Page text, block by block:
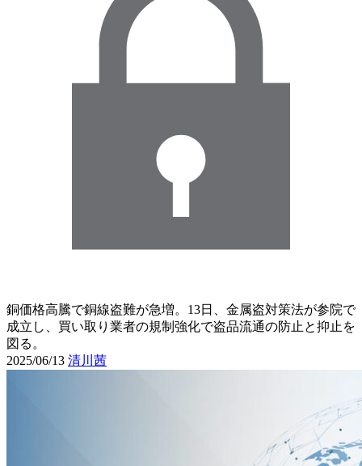
銅価格高騰で銅線盗難が急増。13日、金属盗対策法が参院で
成立し、買い取り業者の規制強化で盗品流通の防止と抑止を
図る。
2025/06/13 清川茜